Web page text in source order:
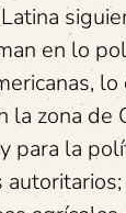
en lo
zona de
para la